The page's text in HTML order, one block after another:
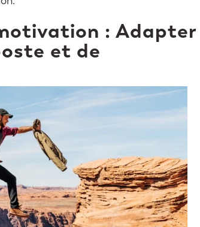
: Adapter
et de